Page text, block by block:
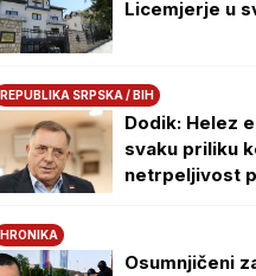
Licemjerje u
REPUBLIKA SRPSKA / BIH
Dodik: Helez
svaku priliku
netrpeljivost
HRONIKA
Osumnjičeni